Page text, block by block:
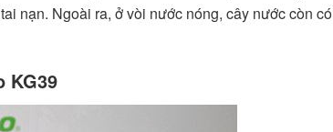
nạn. Ngoài ra, ở vòi nước nóng, cây nước còn có
KG39